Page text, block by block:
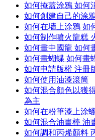
如何掩蓋涂鴉 如何
如何創建自己的涂
如何在墻上涂鴉 如
如何制作噴火龍糕
如何畫中國龍 如何
如何畫蝴蝶 如何畫
如何申請版權 注冊
如何使用油漆滾筒
如何混合顏色以獲
為主
如何在粉筆漆上涂
如何混合油畫棒 油
如何調和丙烯顏料